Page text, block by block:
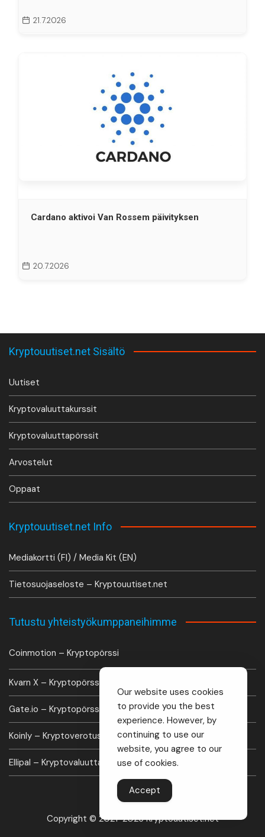
21.7.2026
Cardano aktivoi Van Rossem päivityksen
20.7.2026
Kryptouutiset.net Sisältö
Uutiset
Kryptovaluuttakurssit
Kryptovaluuttapörssit
Arvostelut
Oppaat
Kryptouutiset.net Info
Mediakortti (FI) / Media Kit (EN)
Tietosuojaseloste – Kryptouutiset.net
Tutustu yhteistyökumppaneihimme
Coinmotion – Kryptopörssi
Kvarn X – Kryptopörssi
Gate.io – Kryptopörssi
Koinly – Kryptoverotus laskuri
Ellipal – Kryptovaluutta lompakko
Copyright © 2021-2026 Kryptouutiset.net
Our website uses cookies
to provide you the best
experience. However, by
continuing to use our
website, you agree to our
use of cookies.
Accept